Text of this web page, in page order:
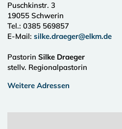
Puschkinstr. 3
19055 Schwerin
Tel.: 0385 569857
E-Mail: silke.draeger@elkm.de
Pastorin Silke Draeger
stellv. Regionalpastorin
Weitere Adressen